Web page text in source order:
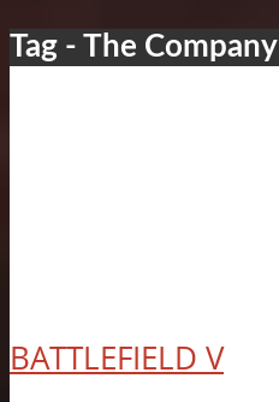
Tag - The Company
BATTLEFIELD V